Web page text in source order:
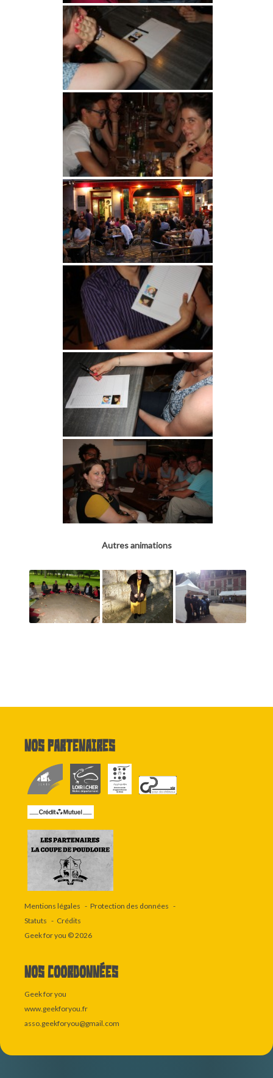
Autres animations
Nos partenaires
Mentions légales
Protection des données
Statuts
Crédits
Geek for you © 2026
Nos coordonnées
Geek for you
www.geekforyou.fr
asso.geekforyou@gmail.com